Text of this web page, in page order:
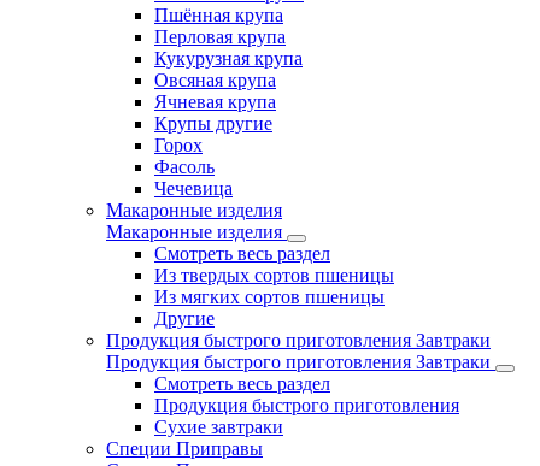
Пшённая крупа
Перловая крупа
Кукурузная крупа
Овсяная крупа
Ячневая крупа
Крупы другие
Горох
Фасоль
Чечевица
Макаронные изделия
Макаронные изделия
Смотреть весь раздел
Из твердых сортов пшеницы
Из мягких сортов пшеницы
Другие
Продукция быстрого приготовления Завтраки
Продукция быстрого приготовления Завтраки
Смотреть весь раздел
Продукция быстрого приготовления
Сухие завтраки
Специи Приправы